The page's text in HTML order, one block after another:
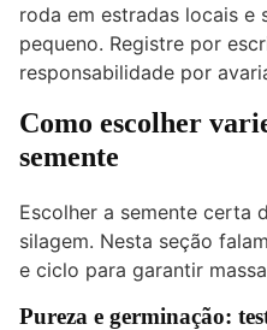
roda em estradas locais e
pequeno. Registre por
responsabilidade por
Como escolher
semente
Escolher a semente certa
silagem. Nesta seção
e ciclo para garantir
Pureza e germinação: